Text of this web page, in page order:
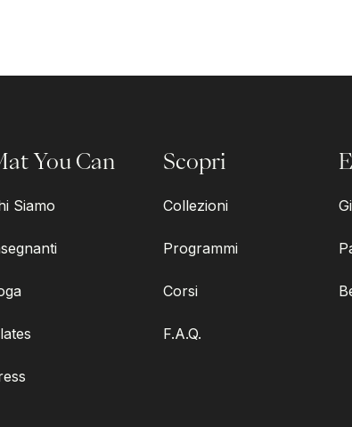
You Can
Siamo
Scopri
Collezioni
Programmi
Corsi
F.A.Q.